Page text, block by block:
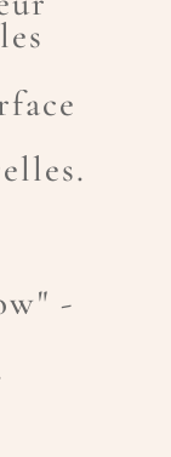
-